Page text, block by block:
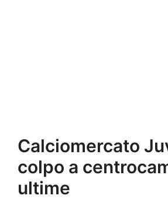
Calciomercato
colpo a
ultime